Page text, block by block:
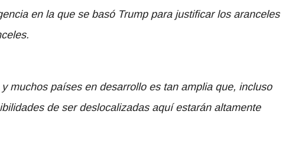
en la que se basó Trump para justificar los aranceles
muchos países en desarrollo es tan amplia que, incluso
de ser deslocalizadas aquí estarán altamente